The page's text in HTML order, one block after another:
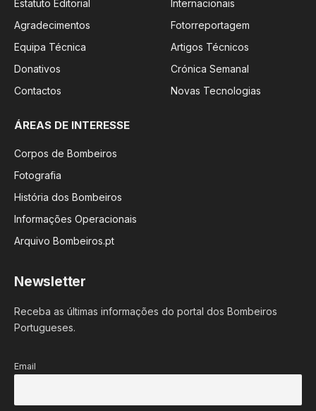
Estatuto Editorial
Agradecimentos
Equipa Técnica
Donativos
Contactos
Internacionais
Fotorreportagem
Artigos Técnicos
Crónica Semanal
Novas Tecnologias
ÁREAS DE INTERESSE
Corpos de Bombeiros
Fotografia
História dos Bombeiros
Informações Operacionais
Arquivo Bombeiros.pt
Newsletter
Receba as últimas informações do portal dos Bombeiros
Portugueses.
Email